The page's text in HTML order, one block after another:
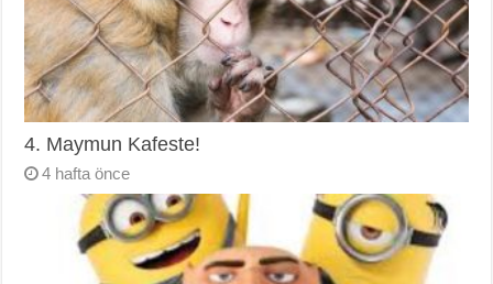
4. Maymun Kafeste!
4 hafta önce